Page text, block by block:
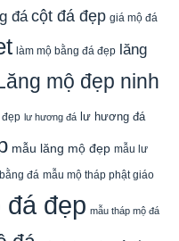
đá cột đá đẹp giá mộ đá
làm mộ bằng đá đẹp lăng
mộ đẹp ninh
đẹp lư hương đá lư hương đá
mẫu lăng mộ đẹp mẫu lư
đá mẫu mộ tháp phật giáo
đá đẹp mẫu tháp mộ đá